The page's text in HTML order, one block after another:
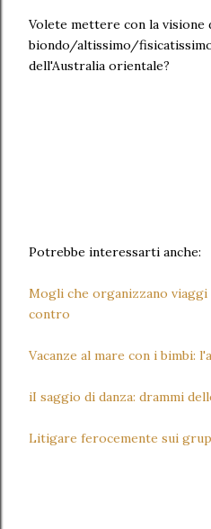
Volete mettere con la visione
biondo/altissimo/
dell'Australia orientale?
Potrebbe interessarti anche:
Mogli che organizzano
contro
Vacanze al mare con i bimbi:
iI saggio di danza: drammi
Litigare ferocemente sui